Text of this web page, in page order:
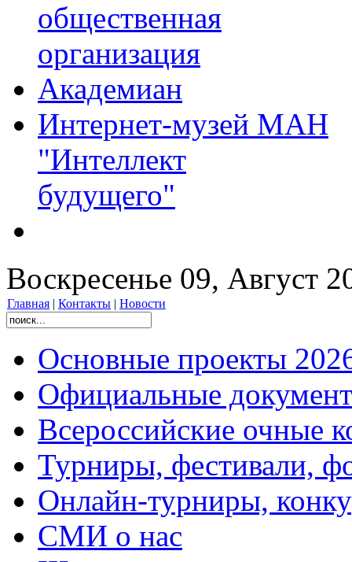
общественная
организация
Академиан
Интернет-музей МАН
"Интеллект
будущего"
Воскресенье 09, Август
Главная | Контакты | Новости
Основные проекты
Официальные
Всероссийские очные
Турниры, фестивали,
Онлайн-турниры,
СМИ о нас